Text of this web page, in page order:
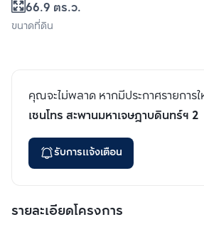
66.9 ตร.ว.
ขนาดที่ดิน
คุณจะไม่พลาด หากมีประกาศรายการใ
เซนโทร สะพานมหาเจษฎาบดินทร์ฯ 2
รับการแจ้งเตือน
รายละเอียดโครงการ